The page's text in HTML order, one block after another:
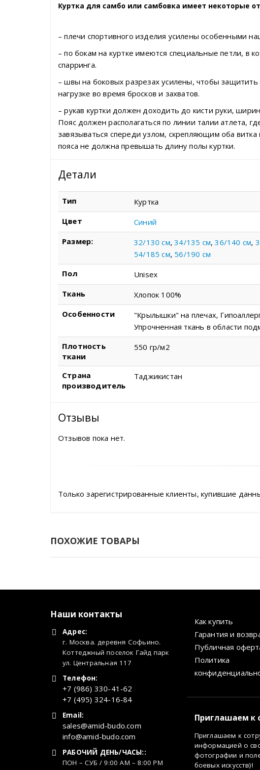
Куртка для самбо или самбовка имеет некоторые
– плечи спортивного изделия усилены особенными
– по бокам на куртке имеются специальные петли, в
спарринга.
– швы на боковых разрезах усилены, чтобы
нагрузке во время бросков и захватов.
– рукав куртки должен доходить до кисти руки,
Пояс должен располагаться по линии талии атлета,
завязываться спереди узлом, скрепляющим оба
пояса не должна превышать длину полы куртки.
Детали
Тип
Куртка
Цвет
Синий
Размер:
32/130 см,34/135 см,36/140 см,
54/185 см, 56/190 см
Пол
Unisex
Ткань
Хлопок 100%
Особенности
"Крылышки" на плечах,
Упрочненная ткань в области
Плотность
ткани
550 гр/м2
Страна
производитель
Таджикистан
Отзывы
Отзывов пока нет.
Только зарегистрированные клиенты, купившие
ПОХОЖИЕ ТОВАРЫ
Наши контакты
Адрес:
г. Москва. деревня Софьино.
Коттеджный поселок Гайд парк
ул. Центральная 117
Телефон:
+7 (986) 330-41-62
+7 (495) 324-16-84
Email:
sales@amid-budo.com
info@amid-budo.com
РАБОЧИЙ ДЕНЬ/ЧАСЫ::
ПОН – СУБ / 9:00 AM – 8:00 PM
Как купить
Гарантия и
Публичная
Политика
Приглашаем к
Приглашаем к
информацией о
фотографии и
боевых искусств)!